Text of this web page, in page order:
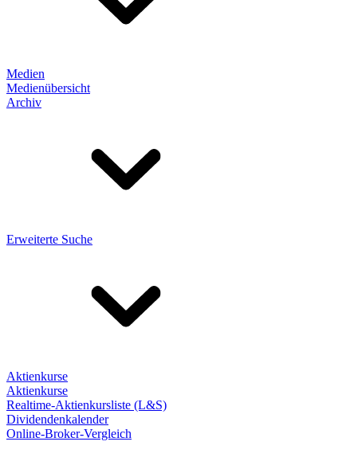
Medien
Medienübersicht
Archiv
Erweiterte Suche
Aktienkurse
Aktienkurse
Realtime-Aktienkursliste (L&S)
Dividendenkalender
Online-Broker-Vergleich